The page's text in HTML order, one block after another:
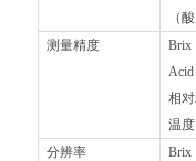
（
测量精度
Brix
Acid
相
温
分辨率
Brix